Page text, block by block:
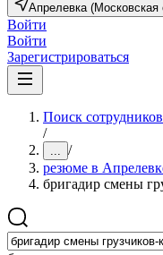
Апрелевка (Московская
Войти
Войти
Зарегистрироваться
Поиск
/
... /
резюме в
бригадир смены